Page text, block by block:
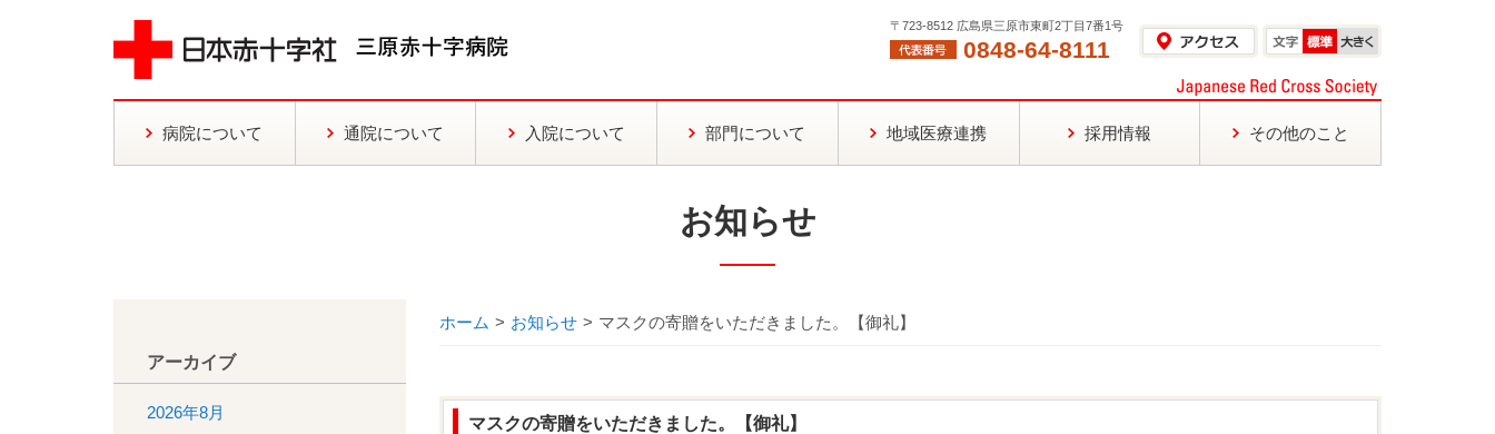
〒723-8512 広島県三原市東町2丁目7番1号
0848-64-8111
病院について 通院について 入院について 部門について 地域医療連携 採用情報 その他のこと
お知らせ
ホーム > お知らせ > マスクの寄贈をいただきました。【御礼】
マスクの寄贈をいただきました。【御礼】
アーカイブ
2026年8月